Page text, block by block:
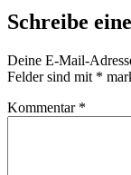
Schreibe
Deine E-Mail-
Felder sind mit *
Kommentar *